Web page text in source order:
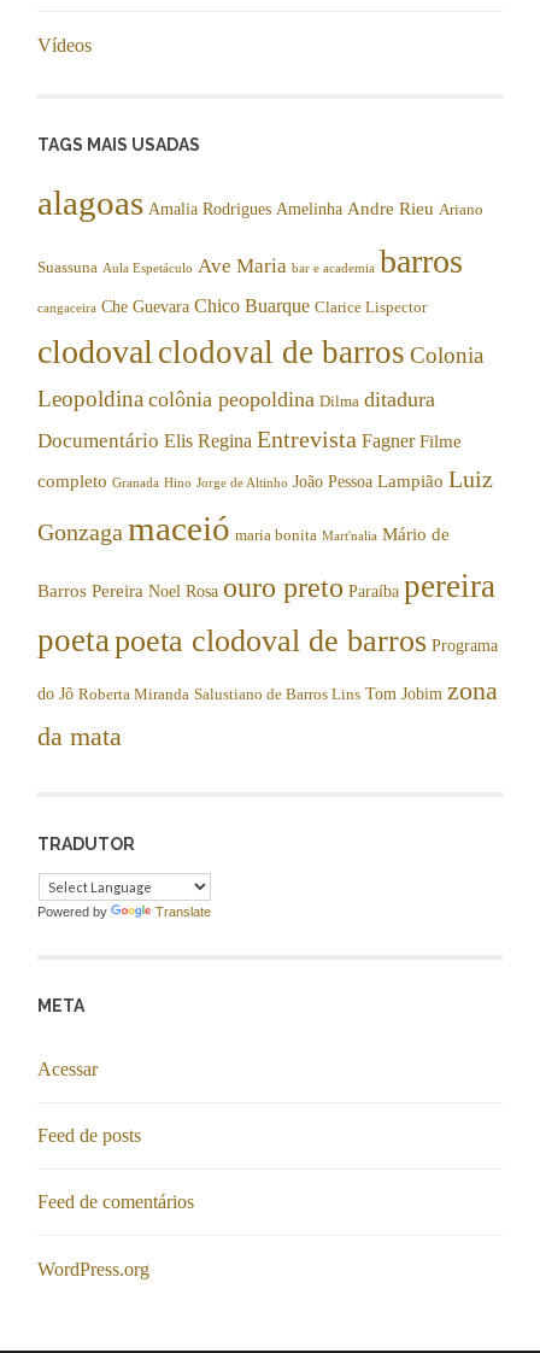
Vídeos
TAGS MAIS USADAS
alagoas Amalia Rodrigues Amelinha Andre Rieu Ariano
Suassuna Aula Espetáculo Ave Maria bar e academia barros
cangaceira Che Guevara Chico Buarque Clarice Lispector
clodovalclodoval de barros Colonia
Leopoldina colônia peopoldina Dilma ditadura
Documentário Elis Regina Entrevista Fagner Filme
completo Granada Hino Jorge de Altinho João Pessoa Lampião Luiz
Gonzaga maceió maria bonita Mart'nalia Mário de
Barros Pereira Noel Rosa ouro preto Paraíba pereira
poetapoeta clodoval de barros Programa
do Jô Roberta Miranda Salustiano de Barros Lins Tom Jobim zona
da mata
TRADUTOR
Powered by Translate
META
Acessar
Feed de posts
Feed de comentários
WordPress.org